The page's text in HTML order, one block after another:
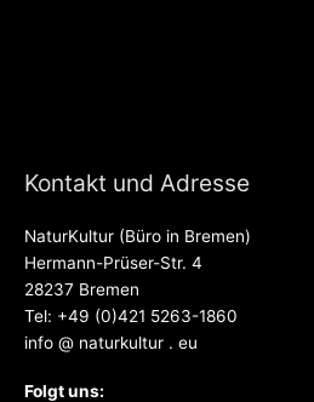
Kontakt und Adresse
NaturKultur (Büro in Bremen)
Hermann-Prüser-Str. 4
28237 Bremen
Tel: +49 (0)421 5263-1860
info @ naturkultur . eu
Folgt uns: